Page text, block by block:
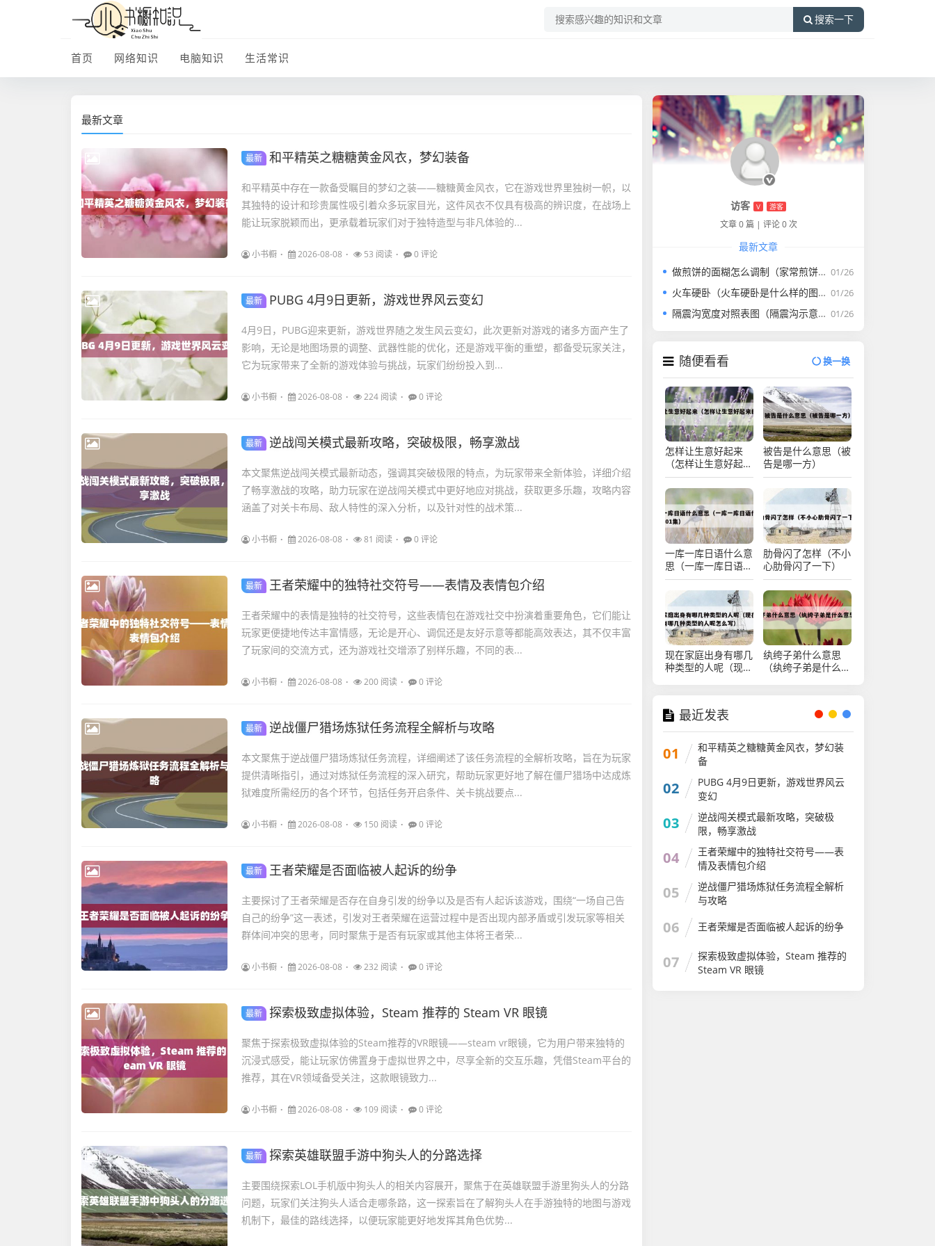
搜索一下
首页 网络知识 电脑知识 生活常识
最新文章
最新 和平精英之糖糖黄金风衣，梦幻装备
和平精英中存在一款备受瞩目的梦幻之装——糖糖黄金风衣，它在游戏世界里独树一帜，以
其独特的设计和珍贵属性吸引着众多玩家目光，这件风衣不仅具有极高的辨识度，在战场上
能让玩家脱颖而出，更承载着玩家们对于独特造型与非凡体验的...
小书橱 2026-08-08 53 阅读 0 评论
最新 PUBG 4月9日更新，游戏世界风云变幻
4月9日，PUBG迎来更新，游戏世界随之发生风云变幻，此次更新对游戏的诸多方面产生了
影响，无论是地图场景的调整、武器性能的优化，还是游戏平衡的重塑，都备受玩家关注，
它为玩家带来了全新的游戏体验与挑战，玩家们纷纷投入到...
小书橱 2026-08-08 224 阅读 0 评论
最新 逆战闯关模式最新攻略，突破极限，畅享激战
本文聚焦逆战闯关模式最新动态，强调其突破极限的特点，为玩家带来全新体验，详细介绍
了畅享激战的攻略，助力玩家在逆战闯关模式中更好地应对挑战，获取更多乐趣，攻略内容
涵盖了对关卡布局、敌人特性的深入分析，以及针对性的战术策...
小书橱 2026-08-08 81 阅读 0 评论
最新 王者荣耀中的独特社交符号——表情及表情包介绍
王者荣耀中的表情是独特的社交符号，这些表情包在游戏社交中扮演着重要角色，它们能让
玩家更便捷地传达丰富情感，无论是开心、调侃还是友好示意等都能高效表达，其不仅丰富
了玩家间的交流方式，还为游戏社交增添了别样乐趣，不同的表...
小书橱 2026-08-08 200 阅读 0 评论
最新 逆战僵尸猎场炼狱任务流程全解析与攻略
本文聚焦于逆战僵尸猎场炼狱任务流程，详细阐述了该任务流程的全解析攻略，旨在为玩家
提供清晰指引，通过对炼狱任务流程的深入研究，帮助玩家更好地了解在僵尸猎场中达成炼
狱难度所需经历的各个环节，包括任务开启条件、关卡挑战要点...
小书橱 2026-08-08 150 阅读 0 评论
最新 王者荣耀是否面临被人起诉的纷争
主要探讨了王者荣耀是否存在自身引发的纷争以及是否有人起诉该游戏，围绕“一场自己告
自己的纷争”这一表述，引发对王者荣耀在运营过程中是否出现内部矛盾或引发玩家等相关
群体间冲突的思考，同时聚焦于是否有玩家或其他主体将王者荣...
小书橱 2026-08-08 232 阅读 0 评论
最新 探索极致虚拟体验，Steam 推荐的 Steam VR 眼镜
聚焦于探索极致虚拟体验的Steam推荐的VR眼镜——steam vr眼镜，它为用户带来独特的
沉浸式感受，能让玩家仿佛置身于虚拟世界之中，尽享全新的交互乐趣，凭借Steam平台的
推荐，其在VR领域备受关注，这款眼镜致力...
小书橱 2026-08-08 109 阅读 0 评论
最新 探索英雄联盟手游中狗头人的分路选择
主要围绕探索LOL手机版中狗头人的相关内容展开，聚焦于在英雄联盟手游里狗头人的分路
问题，玩家们关注狗头人适合走哪条路，这一探索旨在了解狗头人在手游独特的地图与游戏
机制下，最佳的路线选择，以便玩家能更好地发挥其角色优势...
访客 V 游客
文章 0 篇 | 评论 0 次
最新文章
01/26
做煎饼的面糊怎么调制（家常煎饼的面糊怎么调）
01/26
火车硬卧（火车硬卧是什么样的图片）
01/26
隔震沟宽度对照表图（隔震沟示意图）
随便看看 换一换
怎样让生意好起来
（怎样让生意好起来
的句子）
被告是什么意思（被
告是哪一方）
一库一库日语什么意
思（一库一库日语什
么意思_第01集）
肋骨闪了怎样（不小
心肋骨闪了一下）
现在家庭出身有哪几
种类型的人呢（现在
纨绔子弟什么意思
（纨绔子弟是什么意
最近发表
01
和平精英之糖糖黄金风衣，梦幻装
备
02
PUBG 4月9日更新，游戏世界风云
变幻
03
逆战闯关模式最新攻略，突破极
限，畅享激战
04
王者荣耀中的独特社交符号——表
情及表情包介绍
05
逆战僵尸猎场炼狱任务流程全解析
与攻略
06 王者荣耀是否面临被人起诉的纷争
07
探索极致虚拟体验，Steam 推荐的
Steam VR 眼镜